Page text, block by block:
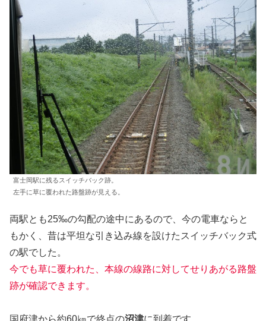
富士岡駅に残るスイッチバック跡。
左手に草に覆われた路盤跡が見える。
両駅とも25‰の勾配の途中にあるので、今の電車ならと
もかく、昔は平坦な引き込み線を設けたスイッチバック式
の駅でした。
今でも草に覆われた、本線の線路に対してせりあがる路盤
跡が確認できます。